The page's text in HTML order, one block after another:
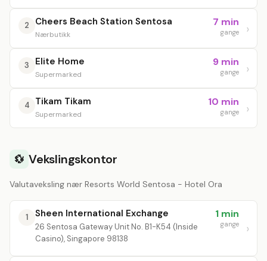
2 Cheers Beach Station Sentosa
Nærbutikk
7 min
gange
3 Elite Home
Supermarked
9 min
gange
4 Tikam Tikam
Supermarked
10 min
gange
💱 Vekslingskontor
Valutaveksling nær Resorts World Sentosa - Hotel Ora
1 Sheen International Exchange
26 Sentosa Gateway Unit No. B1-K54 (Inside
Casino), Singapore 98138
1 min
gange